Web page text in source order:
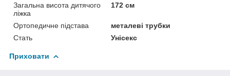
Загальна висота дитячого
ліжка
172 см
Ортопедичне підстава
металеві трубки
Стать
Унісекс
Приховати